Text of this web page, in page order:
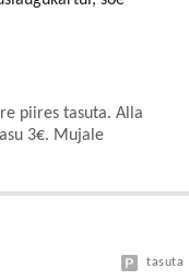
piires tasuta. Alla
3€. Mujale
tasuta